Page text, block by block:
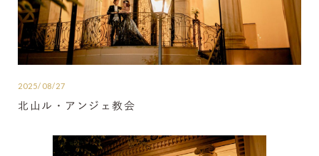
2025/08/27
北山ル・アンジェ教会